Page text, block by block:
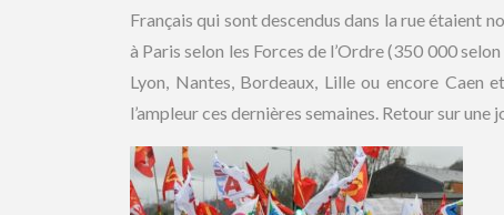
Français qui sont descendus dans la rue étaient
à Paris selon les Forces de l’Ordre (350 000
Lyon, Nantes, Bordeaux, Lille ou encore Caen
l’ampleur ces dernières semaines. Retour sur une